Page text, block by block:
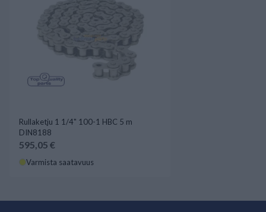
Rullaketju 1 1/4" 100-1 HBC 5 m
DIN8188
595,05 €
Varmista saatavuus